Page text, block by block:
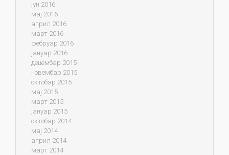
јун 2016
мај 2016
април 2016
март 2016
фебруар 2016
јануар 2016
децембар 2015
новембар 2015
октобар 2015
мај 2015
март 2015
јануар 2015
октобар 2014
мај 2014
април 2014
март 2014